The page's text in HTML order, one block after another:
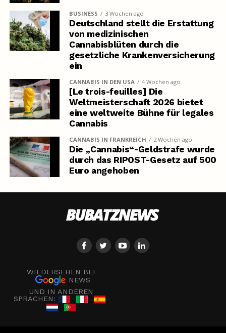
BUSINESS 3 Wochen ago
Deutschland stellt die Erstattung
von medizinischen
Cannabisblüten durch die
gesetzliche Krankenversicherung
ein
CANNABIS IN DEN USA 4 Wochen ago
[Le trois-feuilles] Die
Weltmeisterschaft 2026 bietet
eine weltweite Bühne für legales
Cannabis
CANNABIS IN FRANKREICH 2 Wochen ago
Die „Cannabis“-Geldstrafe wurde
durch das RIPOST-Gesetz auf 500
Euro angehoben
WIEDERSEHEN BEI
NEWS
UND IN ANDEREN
SPRACHEN: